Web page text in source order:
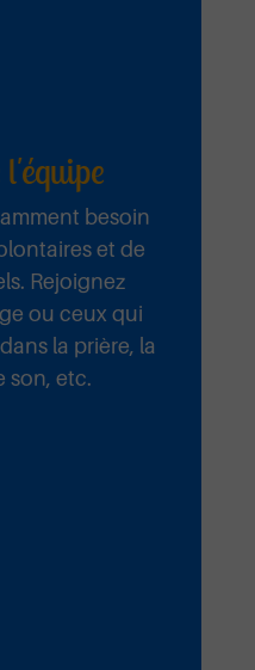
besoin
et de
Rejoignez
ou ceux qui
la prière, la
son, etc.